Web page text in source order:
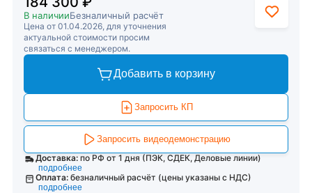
В наличииБезналичный расчёт
Цена от 01.04.2026, для уточнения
актуальной стоимости просим
связаться с менеджером.
Добавить в корзину
Запросить КП
Запросить видеодемонстрацию
Доставка: по РФ от 1 дня (ПЭК, СДЕК, Деловые линии)
подробнее
Оплата: безналичный расчёт (цены указаны с НДС)
подробнее